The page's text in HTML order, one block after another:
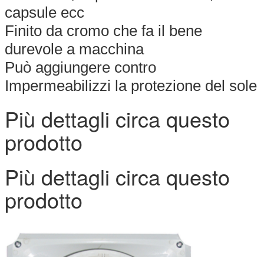
capsule ecc
Finito da cromo che fa il bene
durevole a macchina
Può aggiungere contro
Impermeabilizzi la protezione del sole
Più dettagli circa questo
prodotto
Più dettagli circa questo
prodotto